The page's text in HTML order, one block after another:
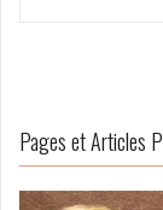
Pages et Articles